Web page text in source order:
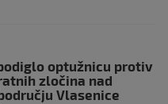
optužnicu protiv
zločina nad
Vlasenice